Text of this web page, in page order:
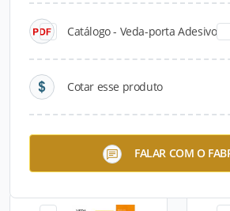
Catálogo - Veda-porta Adesivo
Cotar esse produto
FALAR COM O
Veda Porta Automático